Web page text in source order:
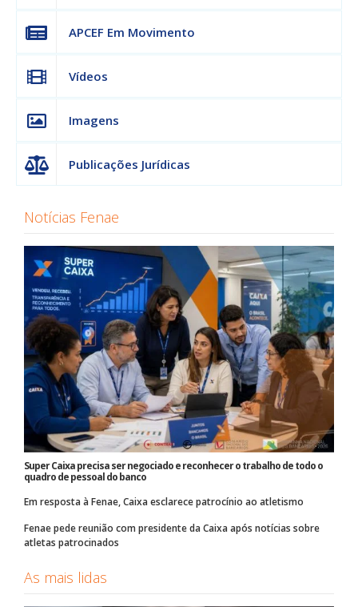
APCEF Em Movimento
Vídeos
Imagens
Publicações Jurídicas
Notícias Fenae
Super Caixa precisa ser negociado e reconhecer o trabalho de todo o
quadro de pessoal do banco
Em resposta à Fenae, Caixa esclarece patrocínio ao atletismo
Fenae pede reunião com presidente da Caixa após notícias sobre
atletas patrocinados
As mais lidas